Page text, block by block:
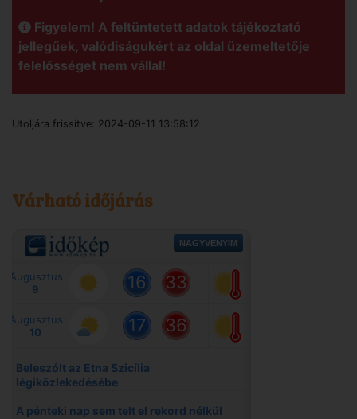
Figyelem! A feltüntetett adatok tájékoztató
jellegűek, valódiságukért az oldal üzemeltetője
felelősséget nem vállal!
Utoljára frissítve: 2024-09-11 13:58:12
Várható időjárás